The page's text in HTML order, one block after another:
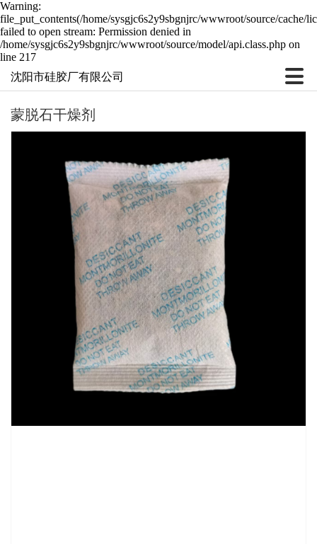
Warning:
file_put_contents(/home/sysgjc6s2y9sbgnjrc/wwwroot/source/cache/
failed to open stream: Permission denied in
/home/sysgjc6s2y9sbgnjrc/wwwroot/source/model/api.class.php on
line 217
沈阳市硅胶厂有限公司
蒙脱石干燥剂